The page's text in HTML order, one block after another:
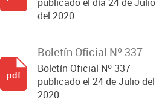
del 2020.
Boletín Oficial Nº 337
Boletín Oficial Nº 337
publicado el 24 de Julio del
2020.
pdf